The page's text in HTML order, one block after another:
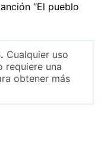
“El pueblo
Cualquier uso
requiere una
obtener más